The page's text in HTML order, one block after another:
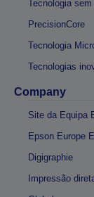
Tecnologia
PrecisionCore
Tecnologia
Tecnologias
Company
Site da Equipa
Epson Europe
Digigraphie
Impressão